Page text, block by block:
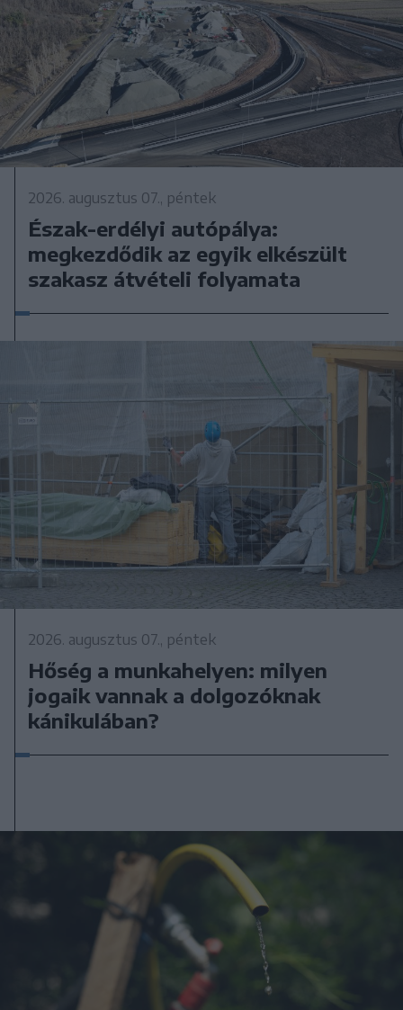
2026. augusztus 07., péntek
Észak-erdélyi autópálya:
megkezdődik az egyik elkészült
szakasz átvételi folyamata
2026. augusztus 07., péntek
Hőség a munkahelyen: milyen
jogaik vannak a dolgozóknak
kánikulában?